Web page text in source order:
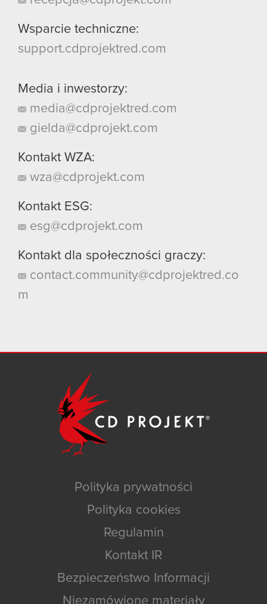
Wsparcie techniczne:
support.cdprojektred.com
Media i inwestorzy:
media@cdprojektred.com
gielda@cdprojekt.com
Kontakt WZA:
wza@cdprojekt.com
Kontakt ESG:
esg@cdprojekt.com
Kontakt dla społeczności graczy:
contact.community@cdprojektred.co
m
Polityka prywatności
Polityka cookies
Regulamin
Kontakt IR
Bezpieczeństwo Informacji
Niezamówione materiały